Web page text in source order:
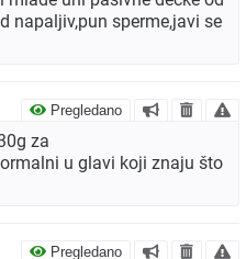
napaljiv,pun sperme,javi se
Pregledano
za
u glavi koji znaju što
Pregledano